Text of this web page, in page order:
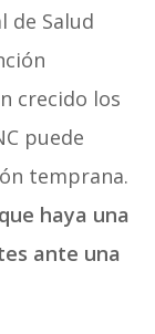
de Salud
crecido los
puede
temprana.
haya una
ante una